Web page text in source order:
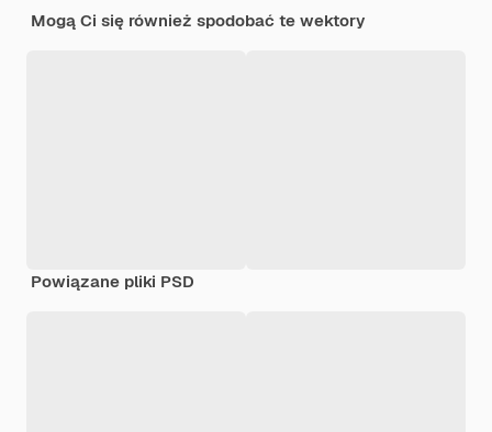
Mogą Ci się również spodobać te wektory
Powiązane pliki PSD